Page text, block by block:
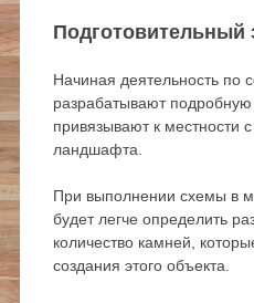
Подготовительный
Начиная деятельность по
разрабатывают
привязывают к местности
ландшафта.
При выполнении схемы в
будет легче определить
количество камней,
создания этого объекта.